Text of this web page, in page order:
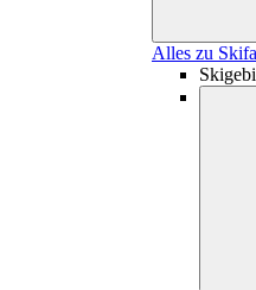
Alles zu